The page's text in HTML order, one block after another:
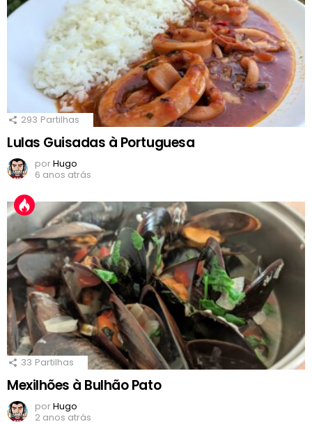
293 Partilhas
Lulas Guisadas à Portuguesa
porHugo
6 anos atrás
33 Partilhas
Mexilhões à Bulhão Pato
porHugo
2 anos atrás